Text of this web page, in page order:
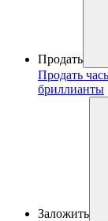
Продать
Продать
бриллианты
Заложить